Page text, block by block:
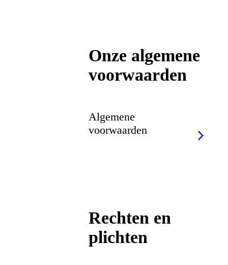
Onze algemene
voorwaarden
Algemene
voorwaarden
Rechten en
plichten